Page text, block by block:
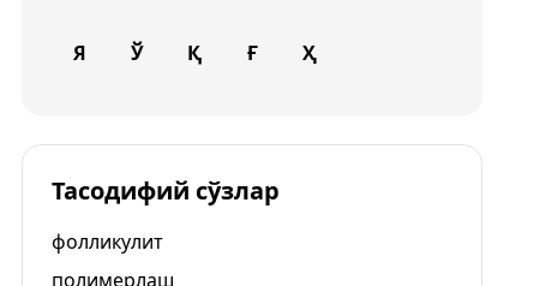
Я Ў Қ Ғ Ҳ
Тасодифий сўзлар
фолликулит
полимерлаш